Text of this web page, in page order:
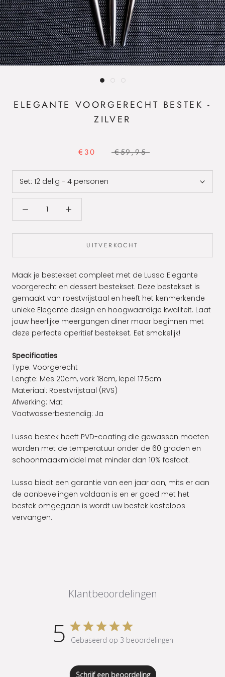
ELEGANTE VOORGERECHT BESTEK -
ZILVER
€30 €59,95
Set: 12 delig - 4 personen
UITVERKOCHT
Maak je bestekset compleet met de Lusso Elegante
voorgerecht en dessert bestekset. Deze bestekset is
gemaakt van roestvrijstaal en heeft het kenmerkende
unieke Elegante design en hoogwaardige kwaliteit. Laat
jouw heerlijke meergangen diner maar beginnen met
deze perfecte aperitief bestekset. Eet smakelijk!
Specificaties
Type: Voorgerecht
Lengte: Mes 20cm, vork 18cm, lepel 17.5cm
Materiaal: Roestvrijstaal (RVS)
Afwerking: Mat
Vaatwasserbestendig: Ja
Lusso bestek heeft PVD-coating die gewassen moeten
worden met de temperatuur onder de 60 graden en
schoonmaakmiddel met minder dan 10% fosfaat.
Lusso biedt een garantie van een jaar aan, mits er aan
de aanbevelingen voldaan is en er goed met het
bestek omgegaan is wordt uw bestek kosteloos
vervangen.
Klantbeoordelingen
5 Gebaseerd op 3 beoordelingen
Schrijf een beoordeling